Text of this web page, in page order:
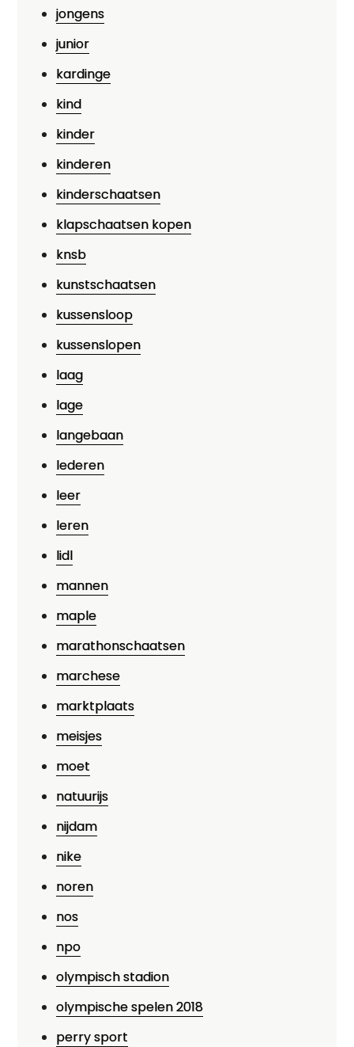
jongens
junior
kardinge
kind
kinder
kinderen
kinderschaatsen
klapschaatsen kopen
knsb
kunstschaatsen
kussensloop
kussenslopen
laag
lage
langebaan
lederen
leer
leren
lidl
mannen
maple
marathonschaatsen
marchese
marktplaats
meisjes
moet
natuurijs
nijdam
nike
noren
nos
npo
olympisch stadion
olympische spelen 2018
perry sport